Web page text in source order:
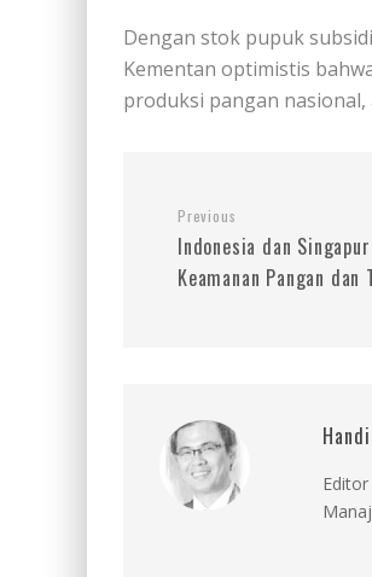
Dengan stok pupuk
Kementan optimistis
produksi pangan
Previous
Indonesia dan
Keamanan Pangan
Handi